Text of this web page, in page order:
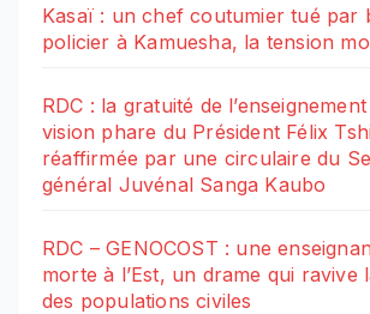
Kasaï : un chef coutumier tué par
policier à Kamuesha, la tension
RDC : la gratuité de
vision phare du Président Félix
réaffirmée par une circulaire du
général Juvénal Sanga Kaubo
RDC – GENOCOST : une
morte à l’Est, un drame qui ravive
des populations civiles